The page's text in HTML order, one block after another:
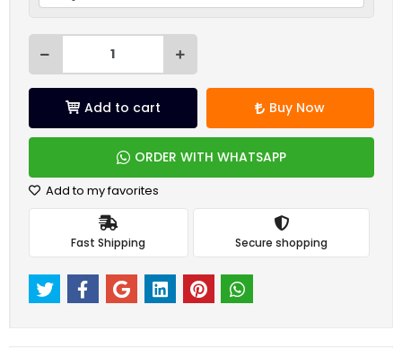
Add to cart Buy Now
ORDER WITH WHATSAPP
Add to my favorites
Fast Shipping Secure shopping